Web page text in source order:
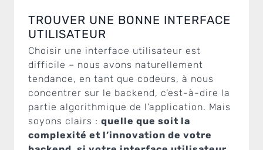
TROUVER UNE BONNE INTERFACE
UTILISATEUR
Choisir une interface utilisateur est
difficile – nous avons naturellement
tendance, en tant que codeurs, à nous
concentrer sur le backend, c’est-à-dire la
partie algorithmique de l’application. Mais
soyons clairs : quelle que soit la
complexité et l’innovation de votre